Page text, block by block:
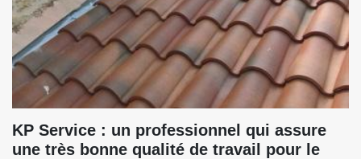
KP Service : un professionnel qui assure
une très bonne qualité de travail pour le